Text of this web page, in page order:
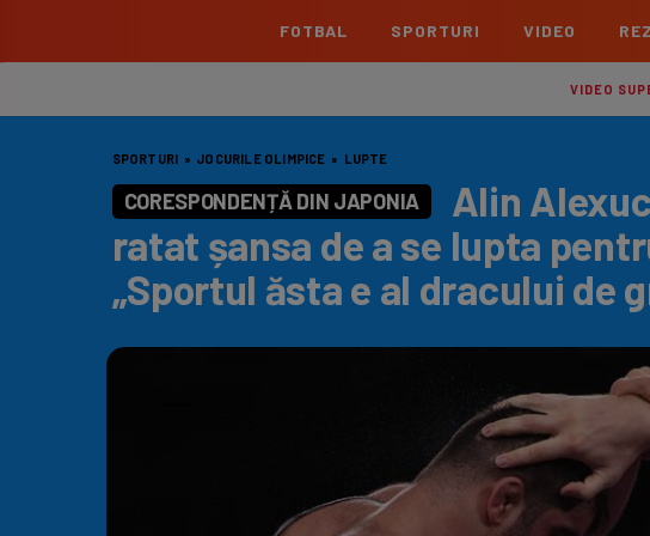
FOTBAL
Echipe
Liga 2
Echipe Clasament
Cupa României Betano
Echipe Meciuri
Echipe
Echipe
Echipe
SPORTURI VIDEO
VIDEO
SPORTURI » JOCURILE OLIMPICE » LUPTE
CORESPONDENȚĂ DIN JAPONIA
Alin
ratat șansa de a se lupta
„Sportul ăsta e al dracului de